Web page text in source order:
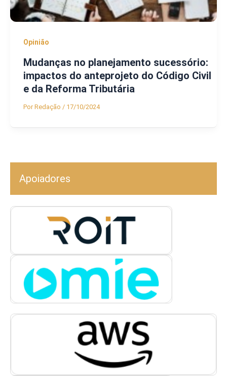
Opinião
Mudanças no planejamento sucessório:
impactos do anteprojeto do Código Civil
e da Reforma Tributária
PorRedação / 17/10/2024
Apoiadores